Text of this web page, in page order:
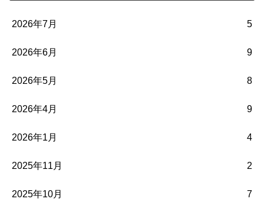
2026年7月 5
2026年6月 9
2026年5月 8
2026年4月 9
2026年1月 4
2025年11月 2
2025年10月 7